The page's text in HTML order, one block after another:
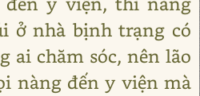
ở nhà bịnh trạng có
ai chăm sóc, nên lão
nàng đến y viện mà